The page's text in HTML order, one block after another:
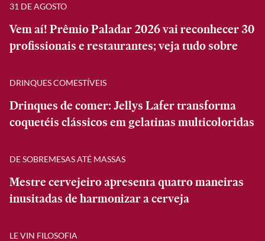
31 DE AGOSTO
Vem aí! Prêmio Paladar 2026 vai reconhecer 30
profissionais e restaurantes; veja tudo sobre
DRINQUES COMESTÍVEIS
Drinques de comer: Jellys Lafer transforma
coquetéis clássicos em gelatinas multicoloridas
DE SOBREMESAS ATÉ MASSAS
Mestre cervejeiro apresenta quatro maneiras
inusitadas de harmonizar a cerveja
LE VIN FILOSOFIA